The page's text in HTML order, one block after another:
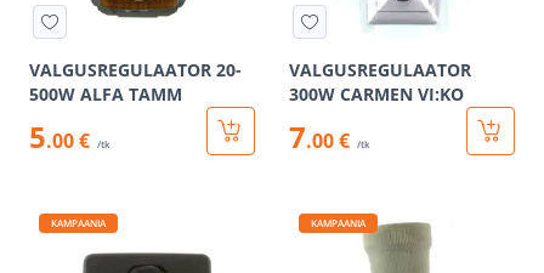
VALGUSREGULAATOR 20-
500W ALFA TAMM
5.00 € /tk
VALGUSREGULAATOR
300W CARMEN VI:KO
7.00 € /tk
KAMPAANIA KAMPAANIA